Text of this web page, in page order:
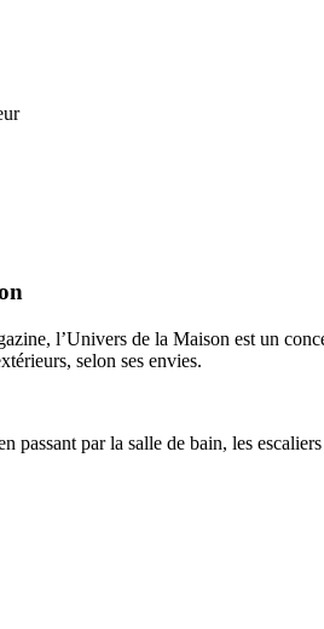
l’Univers de la Maison est un
selon ses envies.
passant par la salle de bain, les